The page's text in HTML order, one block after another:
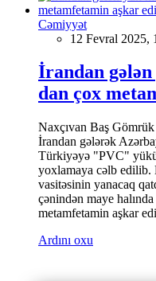
Cəmiyyət
12 Fevral 2025,
İrandan gələn
dan çox
Naxçıvan Baş
İrandan gələrək
Türkiyəyə "PVC" yükü
yoxlamaya cəlb edilib.
vasitəsinin yanacaq
çənindən maye
metamfetamin aşkar
Ardını oxu